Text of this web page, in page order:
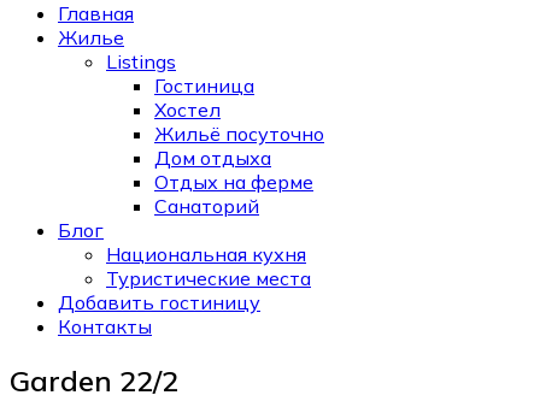
Главная
Жилье
Listings
Гостиница
Хостел
Жильё посуточно
Дом отдыха
Отдых на ферме
Санаторий
Блог
Национальная кухня
Туристические места
Добавить гостиницу
Контакты
Garden 22/2